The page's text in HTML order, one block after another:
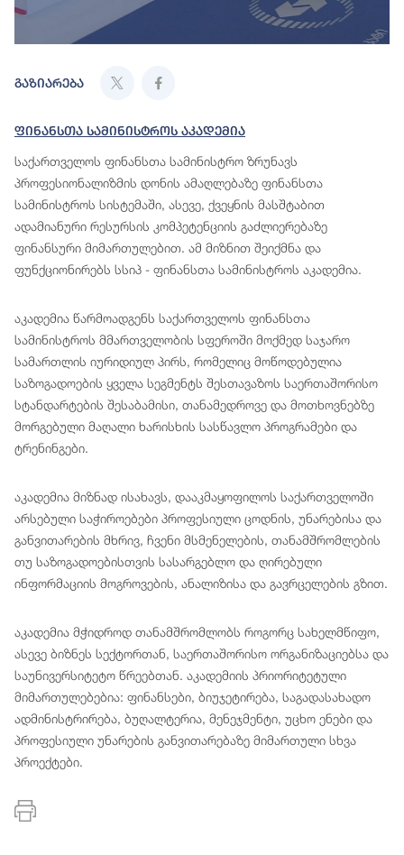
გაზიარება
Ფინანსთა Სამინისტროს Აკადემია
საქართველოს ფინანსთა სამინისტრო ზრუნავს
პროფესიონალიზმის დონის ამაღლებაზე ფინანსთა
სამინისტროს სისტემაში, ასევე, ქვეყნის მასშტაბით
ადამიანური რესურსის კომპეტენციის გაძლიერებაზე
ფინანსური მიმართულებით. ამ მიზნით შეიქმნა და
ფუნქციონირებს სსიპ - ფინანსთა სამინისტროს აკადემია.
აკადემია წარმოადგენს საქართველოს ფინანსთა
სამინისტროს მმართველობის სფეროში მოქმედ საჯარო
სამართლის იურიდიულ პირს, რომელიც მოწოდებულია
საზოგადოების ყველა სეგმენტს შესთავაზოს საერთაშორისო
სტანდარტების შესაბამისი, თანამედროვე და მოთხოვნებზე
მორგებული მაღალი ხარისხის სასწავლო პროგრამები და
ტრენინგები.
აკადემია მიზნად ისახავს, დააკმაყოფილოს საქართველოში
არსებული საჭიროებები პროფესიული ცოდნის, უნარებისა და
განვითარების მხრივ, ჩვენი მსმენელების, თანამშრომლების
თუ საზოგადოებისთვის სასარგებლო და ღირებული
ინფორმაციის მოგროვების, ანალიზისა და გავრცელების გზით.
აკადემია მჭიდროდ თანამშრომლობს როგორც სახელმწიფო,
ასევე ბიზნეს სექტორთან, საერთაშორისო ორგანიზაციებსა და
საუნივერსიტეტო წრეებთან. აკადემიის პრიორიტეტული
მიმართულებებია: ფინანსები, ბიუჯეტირება, საგადასახადო
ადმინისტრირება, ბუღალტერია, მენეჯმენტი, უცხო ენები და
პროფესიული უნარების განვითარებაზე მიმართული სხვა
პროექტები.